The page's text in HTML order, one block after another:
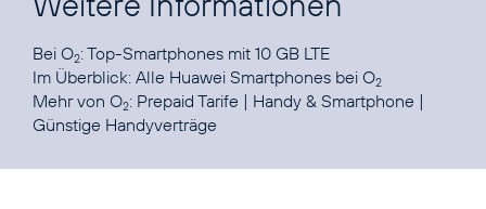
Bei O2:Top-Smartphones mit 10 GB LTE
Im Überblick: Alle Huawei Smartphones bei O2
Mehr von O2: Prepaid Tarife | Handy & Smartphone |
Günstige Handyverträge